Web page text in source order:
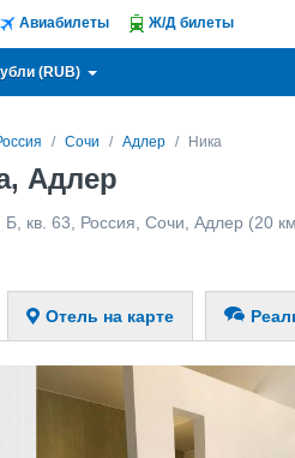
Авиабилеты Ж/Д билеты
(RUB)
Сочи Адлер Ника
Адлер
Б, кв. 63 Россия Сочи Адлер (20
Отель на карте